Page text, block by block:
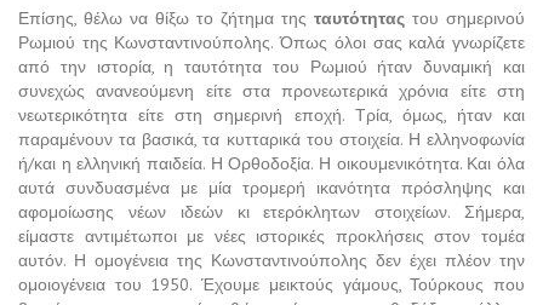
Επίσης, θέλω να θίξω το ζήτημα της ταυτότητας του σημερινού
Ρωμιού της Κωνσταντινούπολης. Όπως όλοι σας καλά γνωρίζετε
από την ιστορία, η ταυτότητα του Ρωμιού ήταν δυναμική και
συνεχώς ανανεούμενη είτε στα προνεωτερικά χρόνια είτε στη
νεωτερικότητα είτε στη σημερινή εποχή. Τρία, όμως, ήταν και
παραμένουν τα βασικά, τα κυτταρικά του στοιχεία. Η ελληνοφωνία
ή/και η ελληνική παιδεία. Η Ορθοδοξία. Η οικουμενικότητα. Και όλα
αυτά συνδυασμένα με μία τρομερή ικανότητα πρόσληψης και
αφομοίωσης νέων ιδεών κι ετερόκλητων στοιχείων. Σήμερα,
είμαστε αντιμέτωποι με νέες ιστορικές προκλήσεις στον τομέα
αυτόν. Η ομογένεια της Κωνσταντινούπολης δεν έχει πλέον την
ομοιογένεια του 1950. Έχουμε μεικτούς γάμους, Τούρκους που